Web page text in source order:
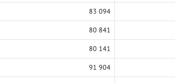
83 094
80 841
80 141
91 904